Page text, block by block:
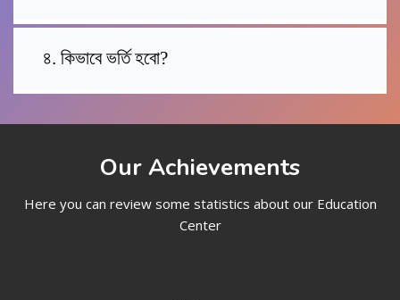
৪. কিভাবে ভর্তি হবো?
Our Achievements
Here you can review some statistics about our Education
Center